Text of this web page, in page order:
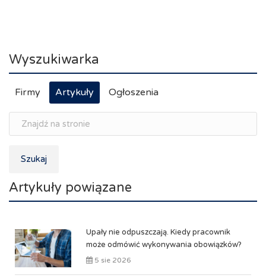
Wyszukiwarka
Firmy Artykuły Ogłoszenia
Szukaj
Artykuły powiązane
Upały nie odpuszczają. Kiedy pracownik
może odmówić wykonywania obowiązków?
5 sie 2026